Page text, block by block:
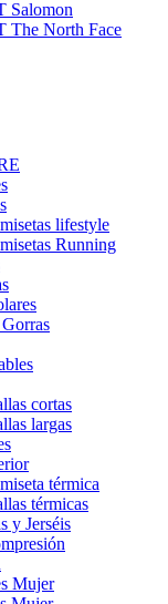
Salomon
The North Face
lifestyle
Running
cortas
largas
térmica
térmicas
y Jerséis
Mujer